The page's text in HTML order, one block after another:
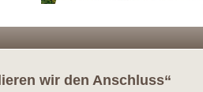
wir den Anschluss“